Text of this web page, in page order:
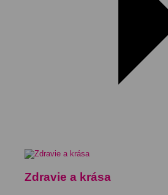
Zdravie a krása